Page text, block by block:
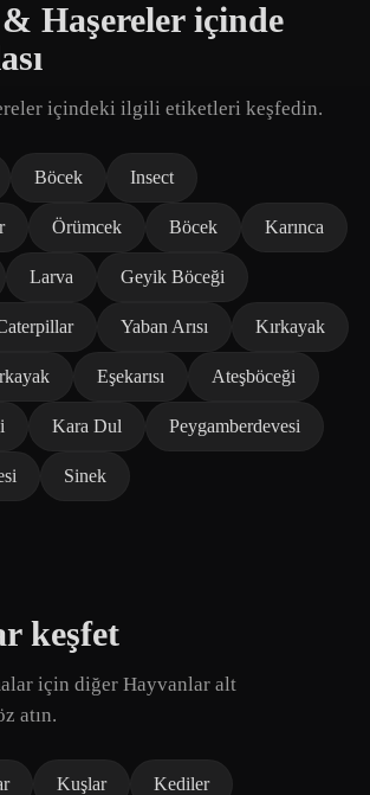
Haşereler içinde
içindeki ilgili etiketleri keşfedin.
Böcek Insect
Örümcek Böcek Karınca
Larva Geyik Böceği
Yaban Arısı Kırkayak
Eşekarısı Ateşböceği
Kara Dul Peygamberdevesi
Sinek
keşfet
için diğer Hayvanlar alt
atın.
Kuşlar Kediler